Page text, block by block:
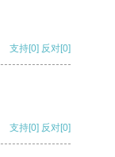
支持[0] 反对[0]
支持[0] 反对[0]